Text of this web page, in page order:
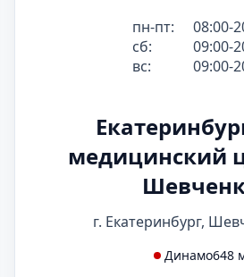
пн-пт:
08:00-
сб:
09:00-
вс:
09:00-
медицинский
г. Екатеринбург,
Динамо648